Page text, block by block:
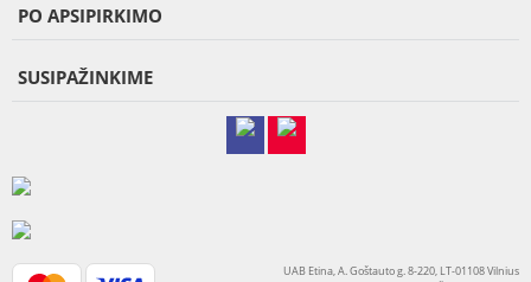
PO APSIPIRKIMO
SUSIPAŽINKIME
UAB Etina, A. Goštauto g. 8-220, LT-01108 Vilnius